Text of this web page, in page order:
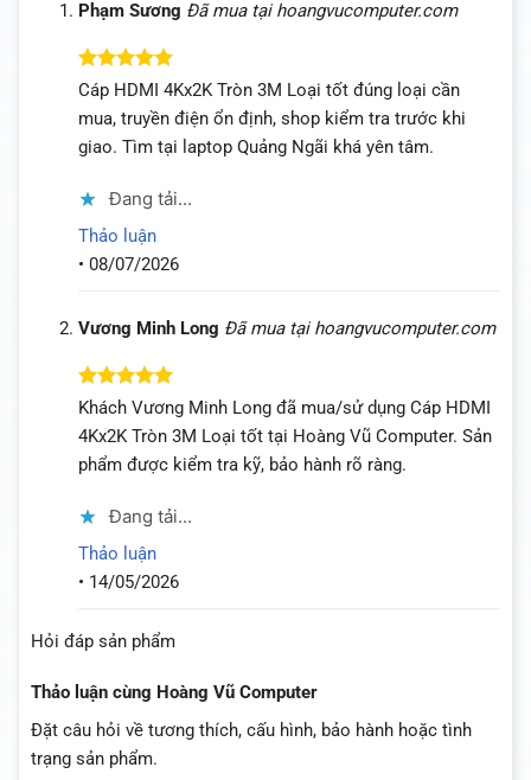
Phạm Sương Đã mua tại hoangvucomputer.com
Được xếp
hạng
sao
Cáp HDMI 4Kx2K Tròn 3M Loại tốt đúng loại cần
mua, truyền điện ổn định, shop kiểm tra trước khi
giao. Tìm tại laptop Quảng Ngãi khá yên tâm.
Đang tải...
Thảo luận
• 08/07/2026
Vương Minh Long Đã mua tại hoangvucomputer.com
Được xếp
sao
Khách Vương Minh Long đã mua/sử dụng Cáp HDMI
4Kx2K Tròn 3M Loại tốt tại Hoàng Vũ Computer. Sản
phẩm được kiểm tra kỹ, bảo hành rõ ràng.
Đang tải...
Thảo luận
• 14/05/2026
Hỏi đáp sản phẩm
Thảo luận cùng Hoàng Vũ Computer
Đặt câu hỏi về tương thích, cấu hình, bảo hành hoặc tình
trạng sản phẩm.